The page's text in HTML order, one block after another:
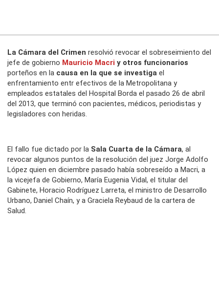
La Cámara del Crimen resolvió revocar el sobreseimiento del
jefe de gobierno Mauricio Macri y otros funcionarios
porteños en la causa en la que se investiga el
enfrentamiento entr efectivos de la Metropolitana y
empleados estatales del Hospital Borda el pasado 26 de abril
del 2013, que terminó con pacientes, médicos, periodistas y
legisladores con heridas.
El fallo fue dictado por la Sala Cuarta de la Cámara, al
revocar algunos puntos de la resolución del juez Jorge Adolfo
López quien en diciembre pasado había sobreseído a Macri, a
la vicejefa de Gobierno, María Eugenia Vidal, el titular del
Gabinete, Horacio Rodríguez Larreta, el ministro de Desarrollo
Urbano, Daniel Chaín, y a Graciela Reybaud de la cartera de
Salud.